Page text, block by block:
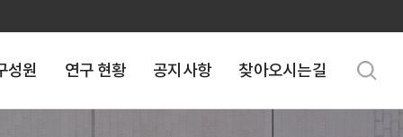
성원 연구 현황 공지사항 찾아오시는길